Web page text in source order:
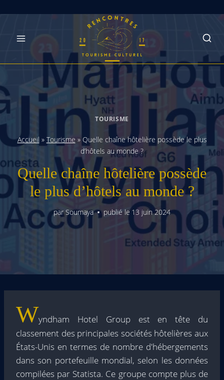
TOURISME
Accueil » Tourisme » Quelle chaîne hôtelière possède le plus
d’hôtels au monde ?
Quelle chaîne hôtelière possède
le plus d’hôtels au monde ?
parSoumaya publié le 13 juin 2024
Wyndham Hotel Group est en tête du
classement des principales sociétés hôtelières aux
États-Unis en termes de nombre d'hébergements
dans son portefeuille mondial, selon les données
compilées par Statista. Ce groupe compte plus de